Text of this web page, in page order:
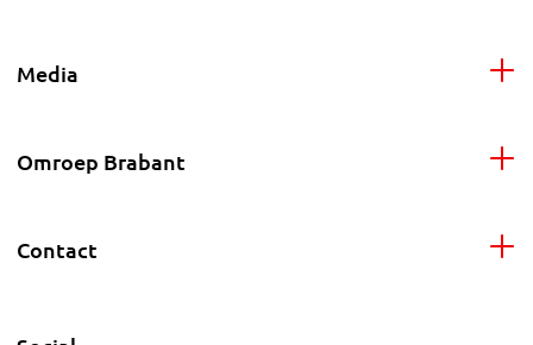
Media
Omroep Brabant
Contact